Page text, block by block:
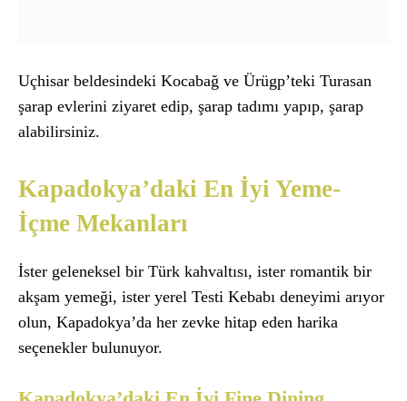
Uçhisar beldesindeki Kocabağ ve Ürügp’teki Turasan
şarap evlerini ziyaret edip, şarap tadımı yapıp, şarap
alabilirsiniz.
Kapadokya’daki En İyi Yeme-
İçme Mekanları
İster geleneksel bir Türk kahvaltısı, ister romantik bir
akşam yemeği, ister yerel Testi Kebabı deneyimi arıyor
olun, Kapadokya’da her zevke hitap eden harika
seçenekler bulunuyor.